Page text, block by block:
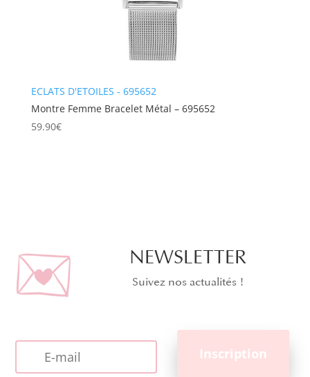
ECLATS D'ETOILES - 695652
Montre Femme Bracelet Métal – 695652
59.90€
NEWSLETTER
Suivez nos actualités !